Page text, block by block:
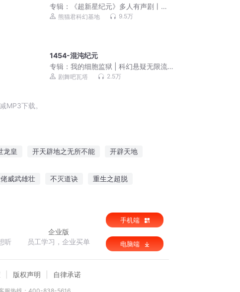
专辑：
《超新星纪元》多人有声剧丨
《三体》作者刘慈欣长篇小说处女作
熊猫君科幻基地 9.5万
1454-混沌纪元
专辑：我的细胞监狱 | 科幻悬疑无限流 |
3D精品多人剧
剧舞吧瓦塔 2.5万
MP3下载。
龙皇 开天辟地之无所不能 开辟天地
威武雄壮 不灭道诀 重生之超脱
听
企业版
员工学习，企业买单
手机端
电脑端
版权声明 自律承诺